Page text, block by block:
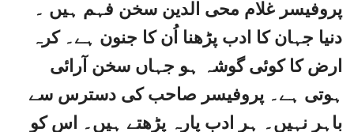
پروفیسر غلام محی الدین سخن فہم ہیں ۔
دنیا جہان کا ادب پڑھنا اُن کا جنون ہے۔ کرہ
ارض کا کوئی گوشہ ہو جہاں سخن آرائی
ہوتی ہے۔ پروفیسر صاحب کی دسترس سے
باہر نہیں۔ ہر ادب پارہ پڑھتے ہیں۔ اس کو